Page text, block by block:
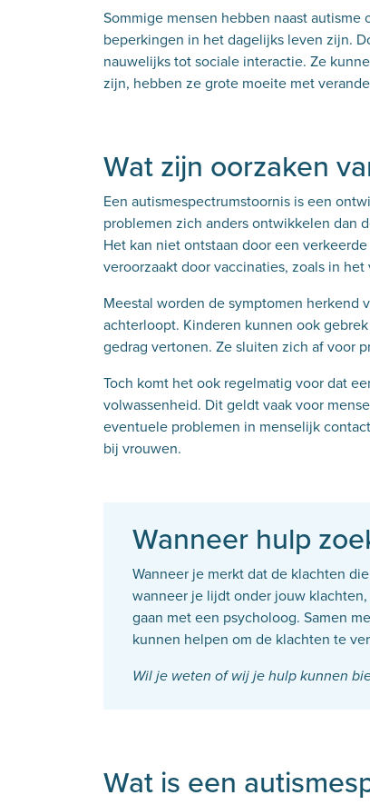
Sommige mensen hebben naast
beperkingen in het dagelijks leven zijn.
nauwelijks tot sociale interactie. Ze
zijn, hebben ze grote moeite met
Wat zijn oorzaken
Een autismespectrumstoornis is een
problemen zich anders ontwikkelen dan
Het kan niet ontstaan door een
veroorzaakt door vaccinaties, zoals in het
Meestal worden de symptomen herkend
achterloopt. Kinderen kunnen ook
gedrag vertonen. Ze sluiten zich af voor
Toch komt het ook regelmatig voor dat
volwassenheid. Dit geldt vaak voor
eventuele problemen in menselijk
bij vrouwen.
Wanneer hulp
Wanneer je merkt dat de klachten
wanneer je lijdt onder jouw
gaan met een psycholoog. Samen
kunnen helpen om de klachten te
Wil je weten of wij je hulp kunnen
Wat is een